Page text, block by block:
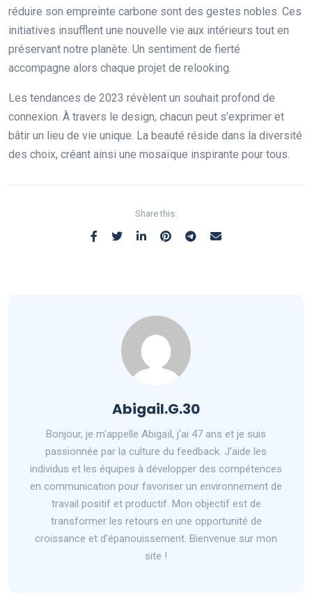
réduire son empreinte carbone sont des gestes nobles. Ces
initiatives insufflent une nouvelle vie aux intérieurs tout en
préservant notre planète. Un sentiment de fierté
accompagne alors chaque projet de relooking.
Les tendances de 2023 révèlent un souhait profond de
connexion. À travers le design, chacun peut s’exprimer et
bâtir un lieu de vie unique. La beauté réside dans la diversité
des choix, créant ainsi une mosaïque inspirante pour tous.
Share this:
Abigail.G.30
Bonjour, je m'appelle Abigaïl, j'ai 47 ans et je suis
passionnée par la culture du feedback. J'aide les
individus et les équipes à développer des compétences
en communication pour favoriser un environnement de
travail positif et productif. Mon objectif est de
transformer les retours en une opportunité de
croissance et d'épanouissement. Bienvenue sur mon
site !